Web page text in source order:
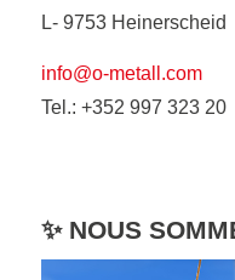
L- 9753 Heinerscheid
info@o-metall.com
Tel.: +352 997 323 20
✨ NOUS